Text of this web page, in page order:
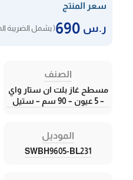
سعر المنتج
ر.س ( يشمل الضريبة
الصنف
مسطح غاز بلت ان ستار واي
– 5 عيون – 90 سم – ستيل
الموديل
SWBH9605-BL231